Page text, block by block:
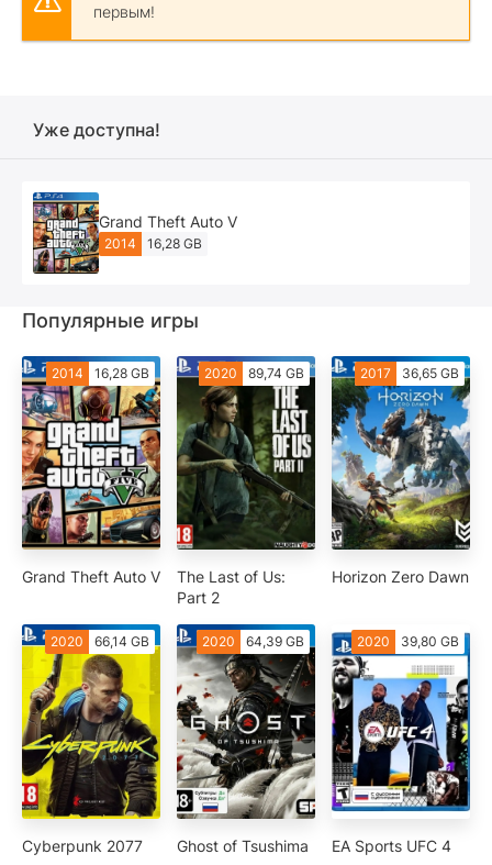
первым!
Уже доступна!
Grand Theft Auto V
2014 16,28 GB
Популярные игры
2014 16,28 GB
Grand Theft Auto V
2020 89,74 GB
The Last of Us:
Part 2
2017 36,65 GB
Horizon Zero Dawn
2020 66,14 GB
Cyberpunk 2077
2020 64,39 GB
Ghost of Tsushima
2020 39,80 GB
EA Sports UFC 4